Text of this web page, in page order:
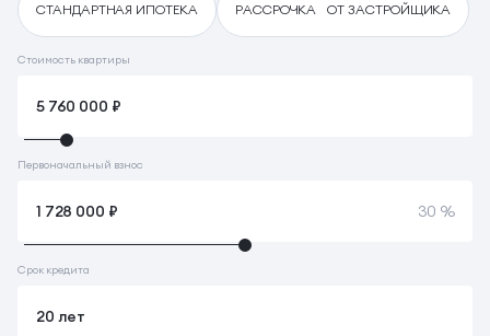
СТАНДАРТНАЯ ИПОТЕКА РАССРОЧКА ОТ ЗАСТРОЙЩИКА
Стоимость квартиры
Первоначальный взнос
30 %
Срок кредита